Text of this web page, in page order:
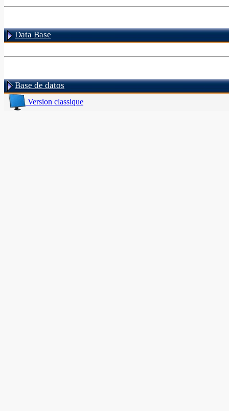
Data Base
Base de datos
Version classique